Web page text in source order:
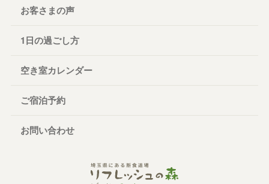
お客さまの声
1日の過ごし方
空き室カレンダー
ご宿泊予約
お問い合わせ